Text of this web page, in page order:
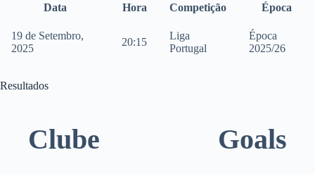
Data Hora Competição Época
19 de Setembro,
2025
20:15
Liga
Portugal
Época
2025/26
Resultados
Clube Goals